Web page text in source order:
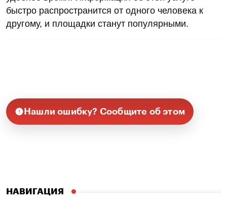
быстро распространится от одного человека к
другому, и площадки станут популярными.
Нашли ошибку? Сообщите об этом
НАВИГАЦИЯ